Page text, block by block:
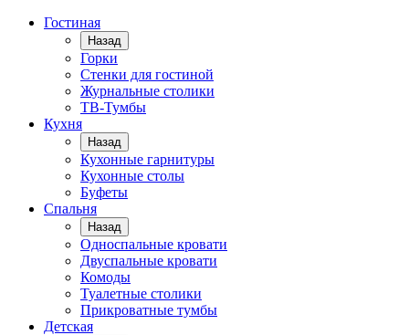
Гостиная
Назад
Горки
Стенки для гостиной
Журнальные столики
TВ-Тумбы
Кухня
Назад
Кухонные гарнитуры
Кухонные столы
Буфеты
Спальня
Назад
Односпальные кровати
Двуспальные кровати
Комоды
Туалетные столики
Прикроватные тумбы
Детская